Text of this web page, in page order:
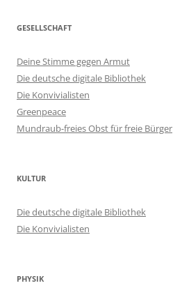
GESELLSCHAFT
Deine Stimme gegen Armut
Die deutsche digitale Bibliothek
Die Konvivialisten
Greenpeace
Mundraub-freies Obst für freie Bürger
KULTUR
Die deutsche digitale Bibliothek
Die Konvivialisten
PHYSIK